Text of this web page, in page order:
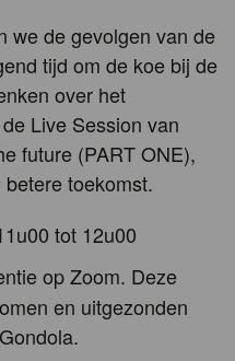
we de gevolgen van de
tijd om de koe bij de
over het
Live Session van
future (PART ONE),
toekomst.
tot 12u00
op Zoom. Deze
en uitgezonden